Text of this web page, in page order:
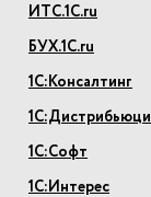
ИТС.1С.ru
БУХ.1С.ru
1С:Консалтинг
1С:Софт
1С:Интерес